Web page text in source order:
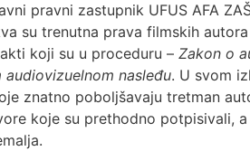
pravni zastupnik UFUS AFA
su trenutna prava filmskih
koji su u proceduru – Zakon o
nasleđu. U svom
znatno poboljšavaju tretman
koje su prethodno potpisivali,